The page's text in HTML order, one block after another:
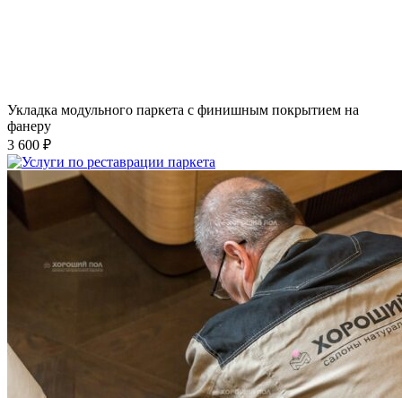
Укладка модульного паркета с финишным покрытием на
фанеру
3 600 ₽
Услуги по реставрации паркета